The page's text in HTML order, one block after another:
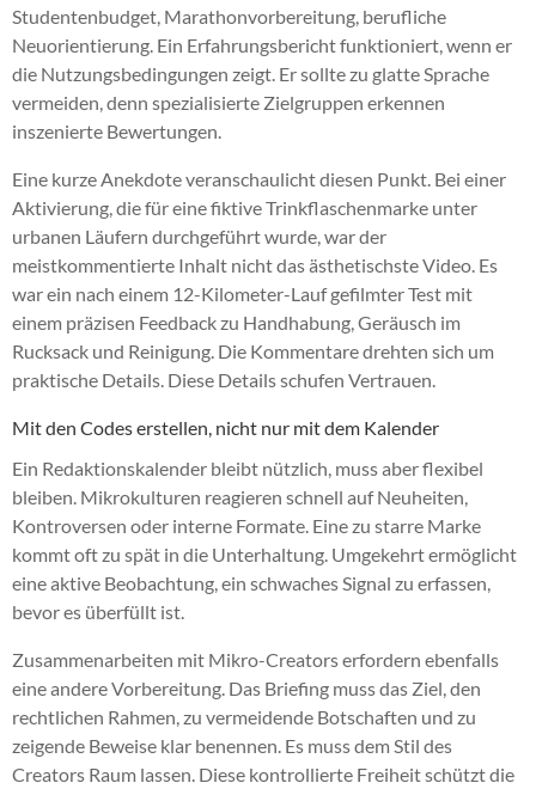
Studentenbudget, Marathonvorbereitung, berufliche
Neuorientierung. Ein Erfahrungsbericht funktioniert, wenn er
die Nutzungsbedingungen zeigt. Er sollte zu glatte Sprache
vermeiden, denn spezialisierte Zielgruppen erkennen
inszenierte Bewertungen.
Eine kurze Anekdote veranschaulicht diesen Punkt. Bei einer
Aktivierung, die für eine fiktive Trinkflaschenmarke unter
urbanen Läufern durchgeführt wurde, war der
meistkommentierte Inhalt nicht das ästhetischste Video. Es
war ein nach einem 12-Kilometer-Lauf gefilmter Test mit
einem präzisen Feedback zu Handhabung, Geräusch im
Rucksack und Reinigung. Die Kommentare drehten sich um
praktische Details. Diese Details schufen Vertrauen.
Mit den Codes erstellen, nicht nur mit dem Kalender
Ein Redaktionskalender bleibt nützlich, muss aber flexibel
bleiben. Mikrokulturen reagieren schnell auf Neuheiten,
Kontroversen oder interne Formate. Eine zu starre Marke
kommt oft zu spät in die Unterhaltung. Umgekehrt ermöglicht
eine aktive Beobachtung, ein schwaches Signal zu erfassen,
bevor es überfüllt ist.
Zusammenarbeiten mit Mikro-Creators erfordern ebenfalls
eine andere Vorbereitung. Das Briefing muss das Ziel, den
rechtlichen Rahmen, zu vermeidende Botschaften und zu
zeigende Beweise klar benennen. Es muss dem Stil des
Creators Raum lassen. Diese kontrollierte Freiheit schützt die